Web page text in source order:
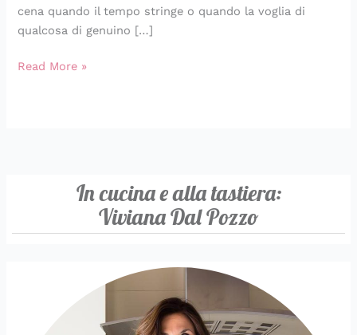
cena quando il tempo stringe o quando la voglia di
qualcosa di genuino […]
Read More »
In cucina e alla tastiera:
Viviana Dal Pozzo